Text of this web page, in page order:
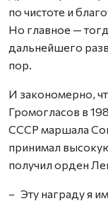
по чистоте и
Но главное —
дальнейшего
пор.
И закономерно,
Громогласов в
СССР маршала
принимал
получил орден
– Эту награду я